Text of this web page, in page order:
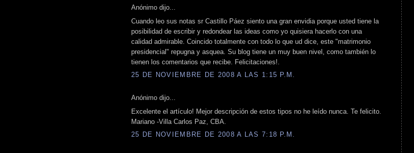
Anónimo dijo...
Cuando leo sus notas sr Castillo Páez siento una gran envidia porque usted tiene la
posibilidad de escribir y redondear las ideas como yo quisiera hacerlo con una
calidad admirable. Coincido totalmente con todo lo que ud dice, este "matrimonio
presidencial" repugna y asquea. Su blog tiene un muy buen nivel, como también lo
tienen los comentarios que recibe. Felicitaciones!.
25 DE NOVIEMBRE DE 2008 A LAS 1:15 P.M.
Anónimo dijo...
Excelente el artículo! Mejor descripción de estos tipos no he leído nunca. Te felicito.
Mariano -Villa Carlos Paz, CBA.
25 DE NOVIEMBRE DE 2008 A LAS 7:18 P.M.